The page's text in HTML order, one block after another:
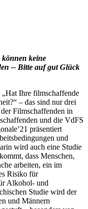
keine
-- Bitte auf gut Glück
Ihre filmschaffende
– das sind nur drei
Filmschaffenden in
und die VdFS
präsentiert
und
wird auch eine Studie
dass Menschen,
arbeiten, ein im
Risiko für
Alkohol- und
Studie wird der
und Männern